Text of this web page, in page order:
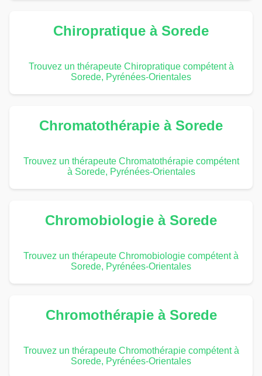
Chiropratique à Sorede
Trouvez un thérapeute Chiropratique compétent à
Sorede, Pyrénées-Orientales
Chromatothérapie à Sorede
Trouvez un thérapeute Chromatothérapie compétent
à Sorede, Pyrénées-Orientales
Chromobiologie à Sorede
Trouvez un thérapeute Chromobiologie compétent à
Sorede, Pyrénées-Orientales
Chromothérapie à Sorede
Trouvez un thérapeute Chromothérapie compétent à
Sorede, Pyrénées-Orientales